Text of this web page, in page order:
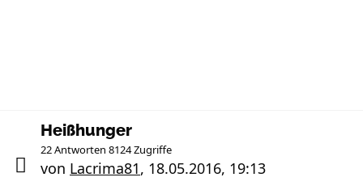
Heißhunger
22 Antworten 8124 Zugriffe
von Lacrima81, 18.05.2016, 19:13